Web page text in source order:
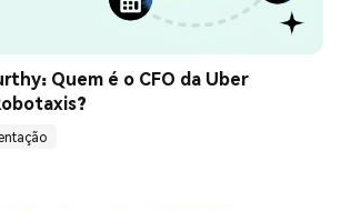
Quem é o CFO da Uber